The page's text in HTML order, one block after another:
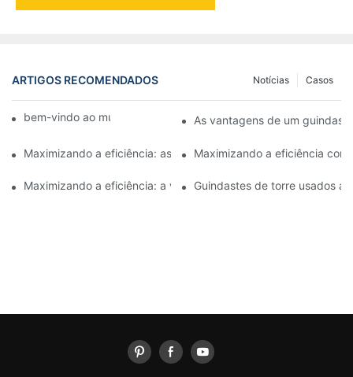
ARTIGOS RECOMENDADOS Casos
Notícias
bem-vindo ao mundo das máquinasAs vantagens de um
Maximizando a eficiência: as vantagens de usar um guindaste
Maximizando a eficiência
Maximizando a eficiência: a versatilidade de um guindaste de
Guindastes de torre usados